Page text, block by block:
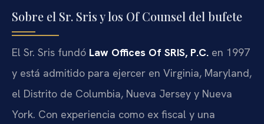
Sobre el Sr. Sris y los Of Counsel del bufete
El Sr. Sris fundó Law Offices Of SRIS, P.C. en 1997
y está admitido para ejercer en Virginia, Maryland,
el Distrito de Columbia, Nueva Jersey y Nueva
York. Con experiencia como ex fiscal y una